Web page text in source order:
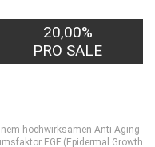
20,00%
PRO SALE
hochwirksamen Anti-Aging-
EGF (Epidermal Growth